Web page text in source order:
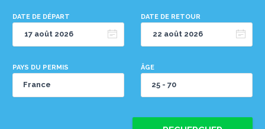
DATE DE DÉPART DATE DE RETOUR
PAYS DU PERMIS ÂGE